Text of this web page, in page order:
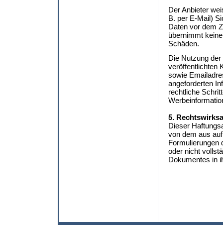
Der Anbieter
B. per E-Mail)
Daten vor dem
übernimmt
Schäden.
Die Nutzung
veröffentlichten
sowie
angeforderten
rechtliche
5.
Dieser
von dem aus
Formulierungen
oder nicht
Dokumentes in